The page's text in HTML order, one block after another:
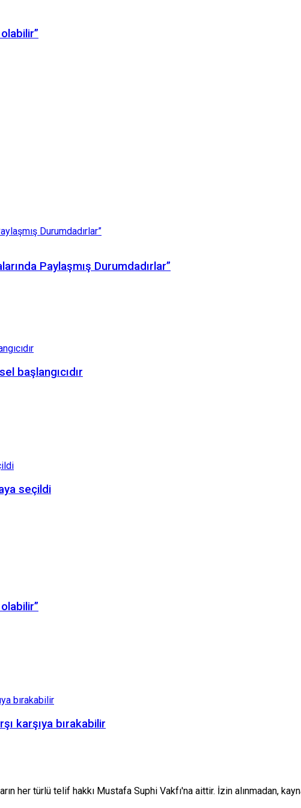
Paylaşmış Durumdadırlar”
başlangıcıdır
seçildi
karşıya bırakabilir
her türlü telif hakkı Mustafa Suphi Vakfı'na aittir. İzin alınmadan,